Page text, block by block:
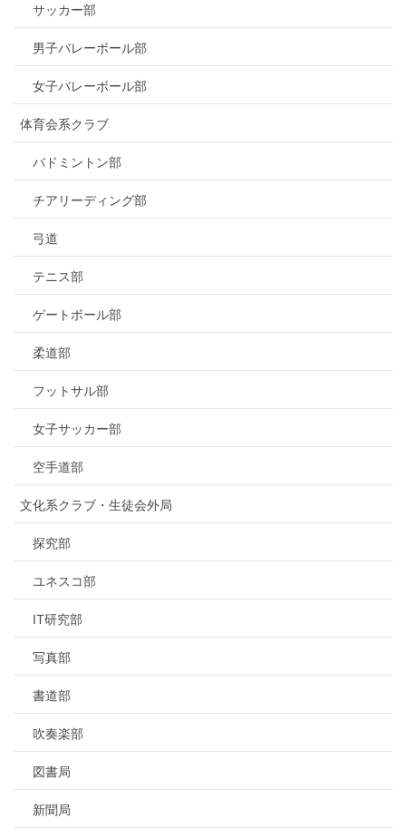
サッカー部
男子バレーボール部
女子バレーボール部
体育会系クラブ
バドミントン部
チアリーディング部
弓道
テニス部
ゲートボール部
柔道部
フットサル部
女子サッカー部
空手道部
文化系クラブ・生徒会外局
探究部
ユネスコ部
IT研究部
写真部
書道部
吹奏楽部
図書局
新聞局